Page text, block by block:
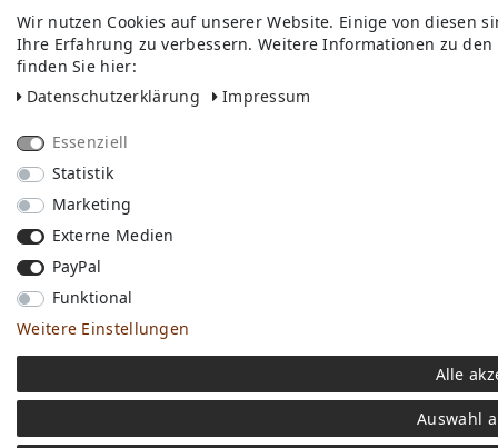
Wir nutzen Cookies auf unserer Website. Einige von diesen
Ihre Erfahrung zu verbessern. Weitere Informationen zu
finden Sie hier:
Daten­schutz­erklärung
Impressum
Essenziell
Statistik
Marketing
Externe Medien
PayPal
Funktional
Weitere Einstellungen
Alle
Auswahl